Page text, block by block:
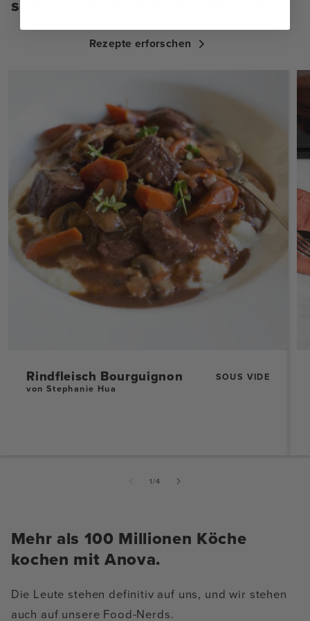
sich unsere Rezeptsammlung an.
Rezepte erforschen
Rindfleisch Bourguignon
SOUS VIDE
von Stephanie Hua
1/von
4
Mehr als 100 Millionen Köche
kochen mit Anova.
Die Leute stehen definitiv auf uns, und wir stehen
auch auf unsere Food-Nerds.